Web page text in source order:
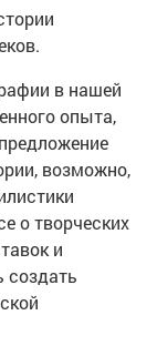
в нашей
опыта,
возможно,
о творческих
и
создать